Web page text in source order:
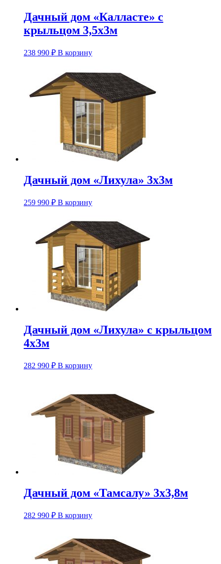
Дачный дом «Калласте» с
крыльцом 3,5х3м
238 990 ₽ В корзину
Дачный дом «Лихула» 3х3м
259 990 ₽ В корзину
Дачный дом «Лихула» с крыльцом
4х3м
282 990 ₽ В корзину
Дачный дом «Тамсалу» 3х3,8м
282 990 ₽ В корзину